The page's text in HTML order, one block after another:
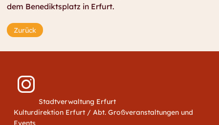
dem Benediktsplatz in Erfurt.
Zurück
Stadtverwaltung Erfurt
Kulturdirektion Erfurt / Abt. Großveranstaltungen und
Events